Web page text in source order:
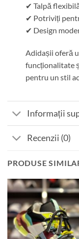
✔ Talpă
✔ Potriviți
✔ Design
Adidașii oferă
funcționalitate
pentru un stil
Informații
Recenzii (0)
PRODUSE